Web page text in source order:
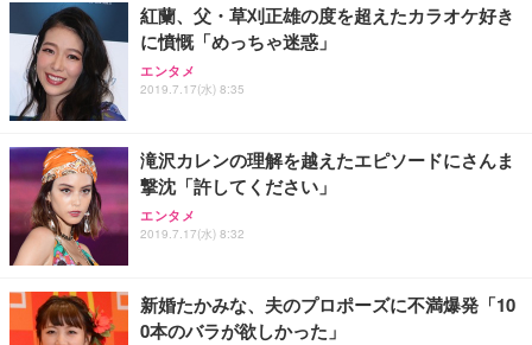
紅蘭、父・草刈正雄の度を超えたカラオケ好き
に憤慨「めっちゃ迷惑」
エンタメ
2019.7.17(水) 8:35
滝沢カレンの理解を越えたエピソードにさんま
撃沈「許してください」
エンタメ
2019.7.17(水) 8:32
新婚たかみな、夫のプロポーズに不満爆発「10
0本のバラが欲しかった」